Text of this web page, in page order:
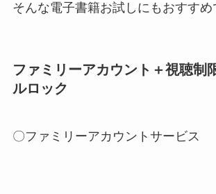
そんな電子書籍お試しにもおすすめ
ファミリーアカウント＋視聴制
ルロック
〇ファミリーアカウントサービス